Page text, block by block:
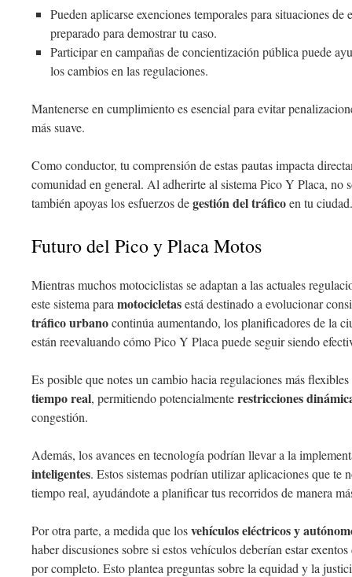
Pueden aplicarse exenciones temporales para situaciones de
preparado para demostrar tu caso.
Participar en campañas de concientización pública puede
los cambios en las regulaciones.
Mantenerse en cumplimiento es esencial para evitar
más suave.
Como conductor, tu comprensión de estas pautas impacta
comunidad en general. Al adherirte al sistema Pico Y Placa, no
también apoyas los esfuerzos degestión del tráficoen tu ciudad.
Futuro del Pico y Placa Motos
Mientras muchos motociclistas se adaptan a las actuales
este sistema para motocicletasestá destinado a evolucionar
tráfico urbanocontinúa aumentando, los planificadores de la
están reevaluando cómo Pico Y Placa puede seguir siendo
Es posible que notes un cambio hacia regulaciones más
tiempo real, permitiendo potencialmenterestricciones
congestión.
Además, los avances en tecnología podrían llevar a la
inteligentes. Estos sistemas podrían utilizar aplicaciones que te
tiempo real, ayudándote a planificar tus recorridos de manera
Por otra parte, a medida que losvehículos eléctricos y
haber discusiones sobre si estos vehículos deberían estar
por completo. Esto plantea preguntas sobre la equidad y la